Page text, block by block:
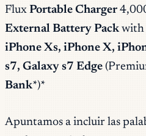
Flux Portable Charger
External Battery Pack with
iPhone Xs, iPhone X,
s7, Galaxy s7 Edge
Bank*)*
Apuntamos a incluir las